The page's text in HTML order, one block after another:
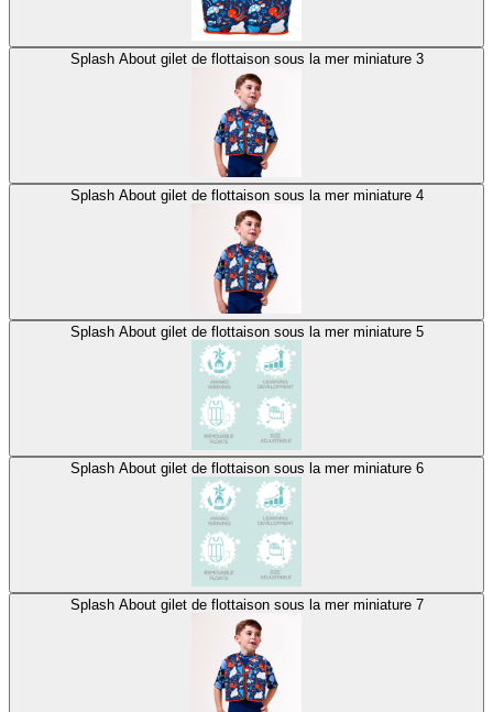
Splash About gilet de flottaison sous la mer miniature 3
Splash About gilet de flottaison sous la mer miniature 4
Splash About gilet de flottaison sous la mer miniature 5
Splash About gilet de flottaison sous la mer miniature 6
Splash About gilet de flottaison sous la mer miniature 7